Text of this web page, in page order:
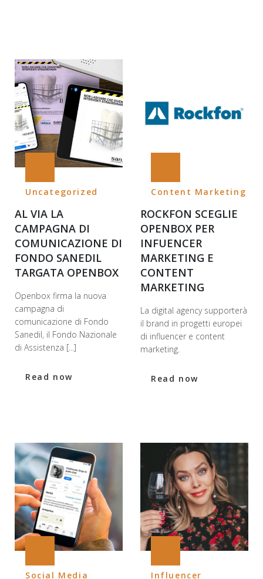
Uncategorized
AL VIA LA
CAMPAGNA DI
COMUNICAZIONE DI
FONDO SANEDIL
TARGATA OPENBOX
Openbox firma la nuova
campagna di
comunicazione di Fondo
Sanedil, il Fondo Nazionale
di Assistenza [...]
Read now
Content Marketing
ROCKFON SCEGLIE
OPENBOX PER
INFUENCER
MARKETING E
CONTENT
MARKETING
La digital agency supporterà
il brand in progetti europei
di influencer e content
marketing.
Read now
Social Media Influencer